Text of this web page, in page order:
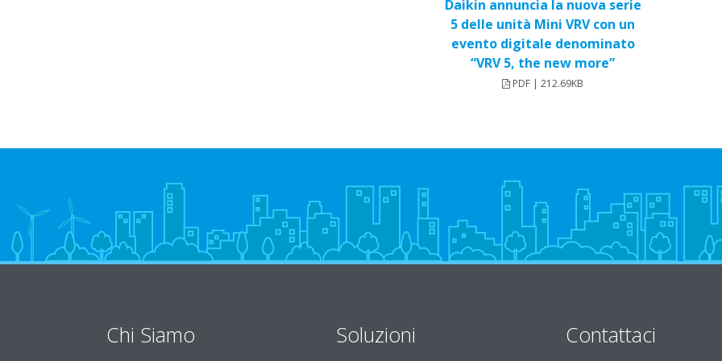
Daikin annuncia la nuova serie
5 delle unità Mini VRV con un
evento digitale denominato
“VRV 5, the new more”
PDF | 212.69KB
Chi Siamo Soluzioni Contattaci